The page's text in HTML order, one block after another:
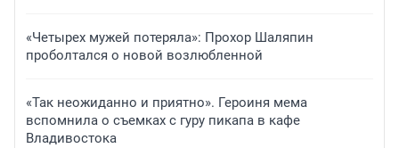
«Четырех мужей потеряла»: Прохор Шаляпин
проболтался о новой возлюбленной
«Так неожиданно и приятно». Героиня мема
вспомнила о съемках с гуру пикапа в кафе
Владивостока